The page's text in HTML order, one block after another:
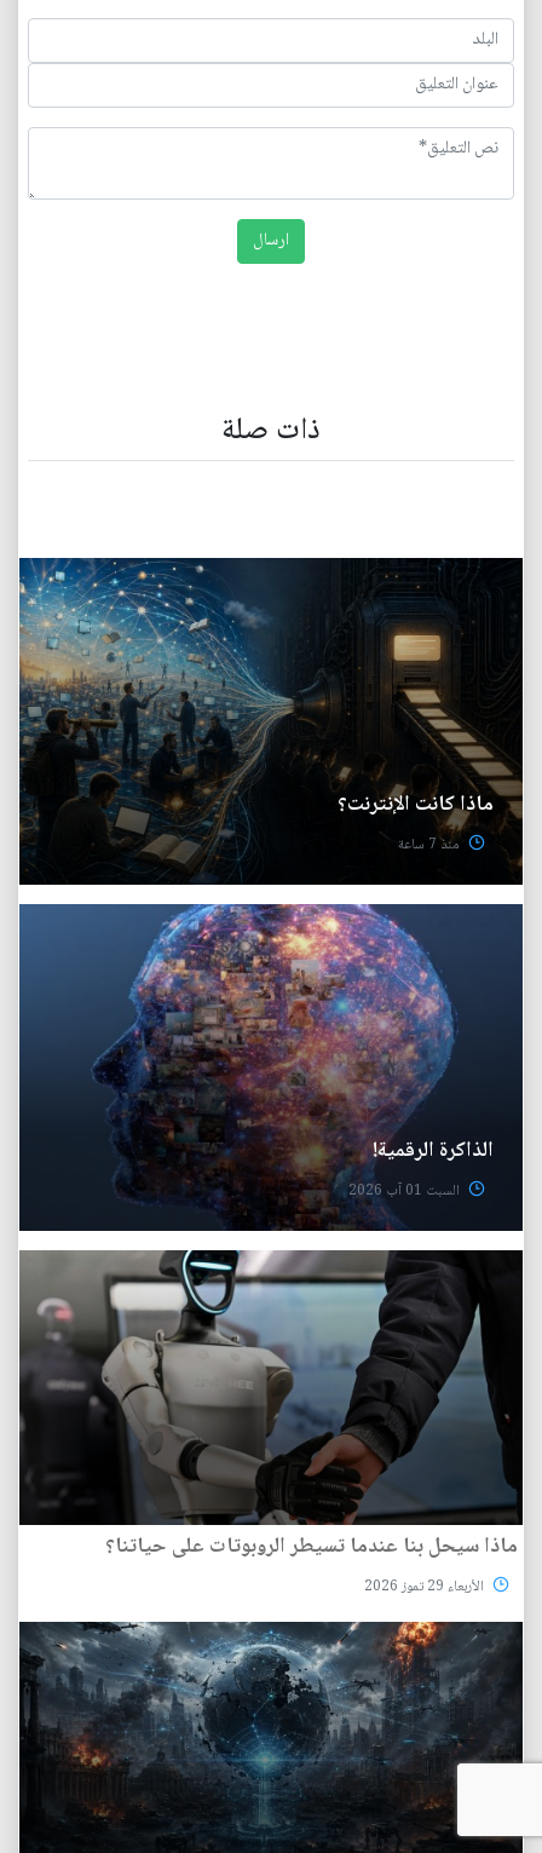
ذات صلة
ماذا كانت الإنترنت؟
منذ 7 ساعة
الذاكرة الرقمية!
السبت 01 آب 2026
ماذا سيحل بنا عندما تسيطر الروبوتات على حياتنا؟
الأربعاء 29 تموز 2026